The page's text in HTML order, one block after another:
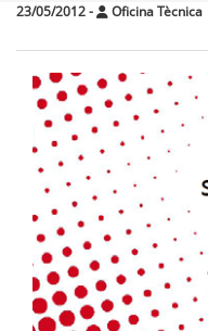
23/05/2012- Oficina Tècnica